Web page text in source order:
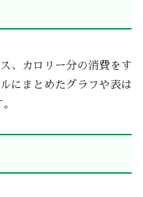
、カロリー分の消費をす
にまとめたグラフや表は